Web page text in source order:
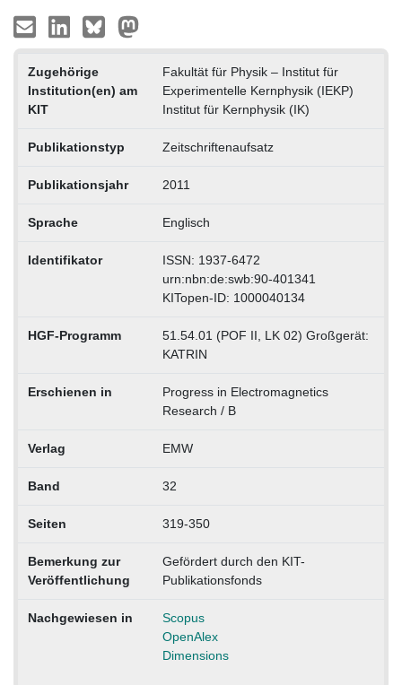
Zugehörige
Institution(en) am
KIT
Fakultät für Physik – Institut für
Experimentelle Kernphysik (IEKP)
Institut für Kernphysik (IK)
Publikationstyp Zeitschriftenaufsatz
Publikationsjahr 2011
Sprache Englisch
Identifikator
ISSN: 1937-6472
urn:nbn:de:swb:90-401341
KITopen-ID: 1000040134
HGF-Programm
51.54.01 (POF II, LK 02) Großgerät:
KATRIN
Erschienen in
Progress in Electromagnetics
Research / B
Verlag EMW
Band 32
Seiten 319-350
Bemerkung zur
Veröffentlichung
Gefördert durch den KIT-
Publikationsfonds
Nachgewiesen in
Scopus
OpenAlex
Dimensions